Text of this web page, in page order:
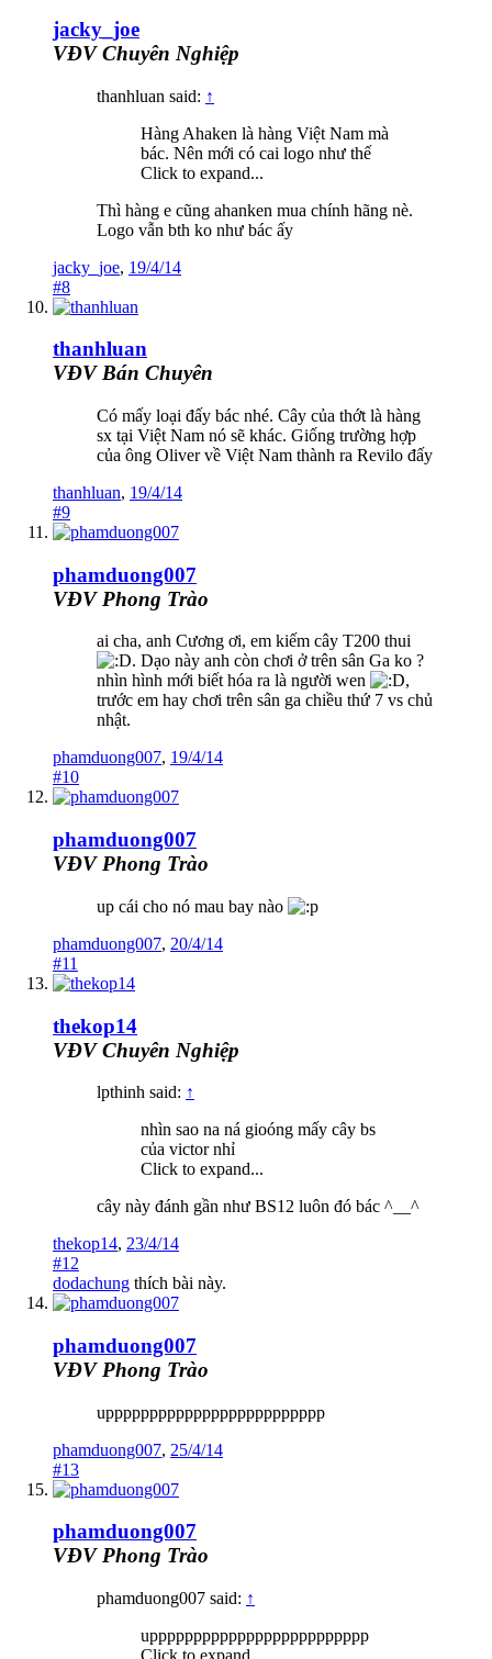
jacky_joe
VĐV Chuyên Nghiệp
thanhluan said: ↑
Hàng Ahaken là hàng Việt Nam mà
bác. Nên mới có cai logo như thế
Click to expand...
Thì hàng e cũng ahanken mua chính hãng nè.
Logo vẫn bth ko như bác ấy
jacky_joe, 19/4/14
#8
thanhluan
VĐV Bán Chuyên
Có mấy loại đấy bác nhé. Cây của thớt là hàng
sx tại Việt Nam nó sẽ khác. Giống trường hợp
của ông Oliver về Việt Nam thành ra Revilo đấy
thanhluan, 19/4/14
#9
phamduong007
VĐV Phong Trào
ai cha, anh Cương ơi, em kiếm cây T200 thui
. Dạo này anh còn chơi ở trên sân Ga ko ?
nhìn hình mới biết hóa ra là người wen
,
trước em hay chơi trên sân ga chiều thứ 7 vs chủ
nhật.
phamduong007, 19/4/14
#10
phamduong007
VĐV Phong Trào
up cái cho nó mau bay nào
phamduong007, 20/4/14
#11
thekop14
VĐV Chuyên Nghiệp
lpthinh said: ↑
nhìn sao na ná gioóng mấy cây bs
của victor nhỉ
Click to expand...
cây này đánh gần như BS12 luôn đó bác ^__^
thekop14, 23/4/14
#12
dodachung thích bài này.
phamduong007
VĐV Phong Trào
uppppppppppppppppppppppppp
phamduong007, 25/4/14
#13
phamduong007
VĐV Phong Trào
phamduong007 said: ↑
uppppppppppppppppppppppppp